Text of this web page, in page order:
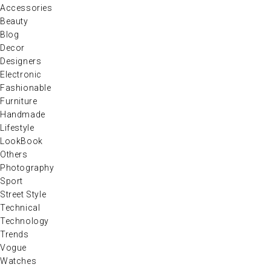
Accessories
Beauty
Blog
Decor
Designers
Electronic
Fashionable
Furniture
Handmade
Lifestyle
LookBook
Others
Photography
Sport
Street Style
Technical
Technology
Trends
Vogue
Watches